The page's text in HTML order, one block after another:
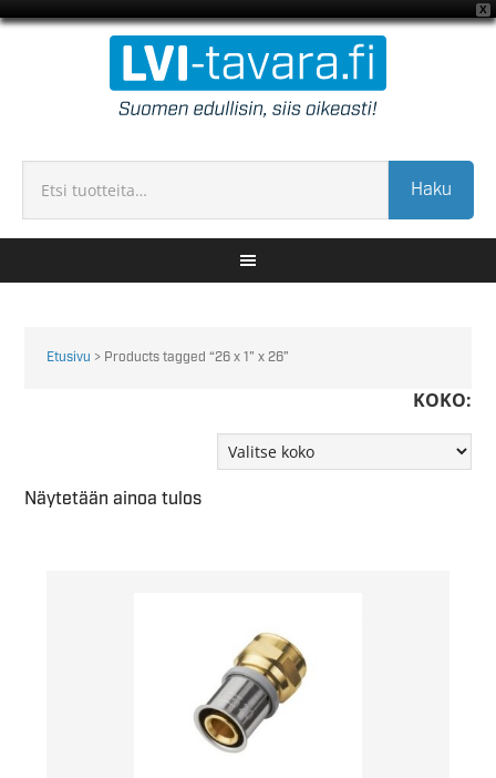
X
Haku
Etusivu > Products tagged “26 x 1" x 26”
KOKO:
Näytetään ainoa tulos